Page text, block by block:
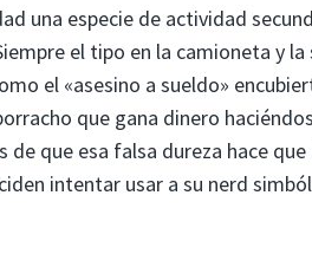
una especie de actividad
el tipo en la camioneta y
el «asesino a sueldo»
que gana dinero
que esa falsa dureza hace
intentar usar a su nerd